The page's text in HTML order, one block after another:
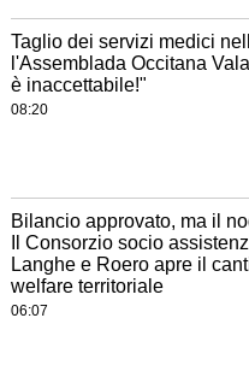
Taglio dei servizi medici
l'Assemblada Occitana
è inaccettabile!"
08:20
Bilancio approvato, ma il
Il Consorzio socio
Langhe e Roero apre il
welfare territoriale
06:07